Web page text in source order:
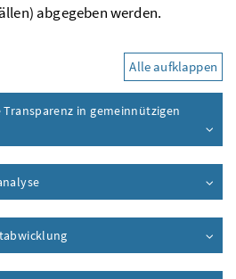
abgegeben werden.
Alle aufklappen
in gemeinnützigen